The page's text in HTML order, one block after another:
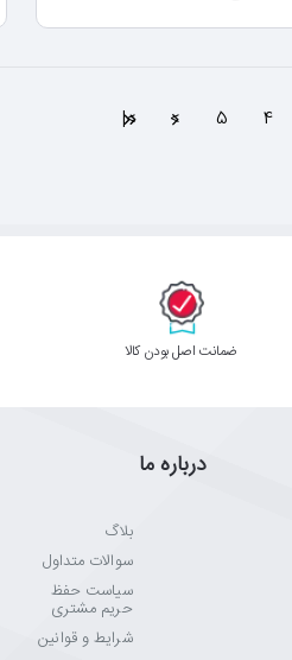
4
5
>
>|
ﺿﻤﺎﻧﺖ اﺻﻞ ﺑﻮدن ﮐﺎﻟﺎ
درباره ما
بلاگ
سوالات متداول
سیاست حفظ
حریم مشتری
شرایط و قوانین